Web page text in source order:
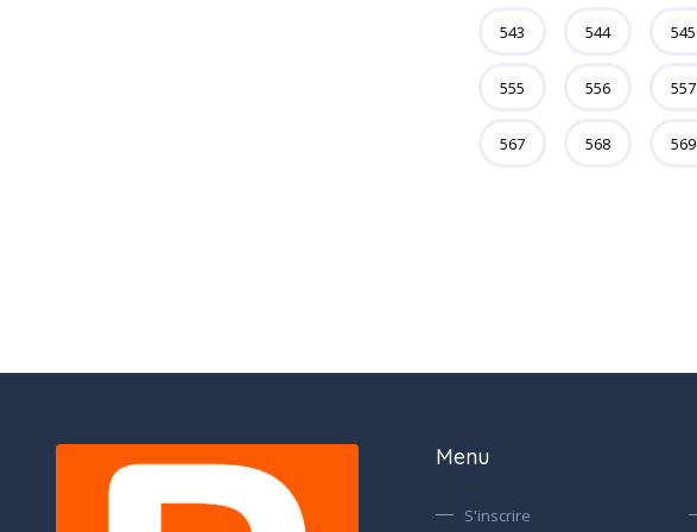
543 544 545
555 556 557
567 568 569
Menu
S'inscrire